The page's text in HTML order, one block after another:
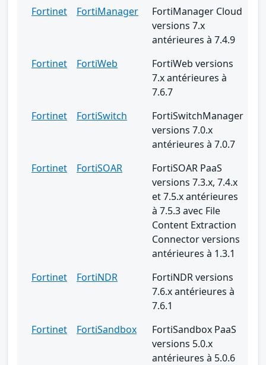
Fortinet
FortiManager
FortiManager Cloud
versions 7.x
antérieures à 7.4.9
Fortinet
FortiWeb
FortiWeb versions
7.x antérieures à
7.6.7
Fortinet
FortiSwitch
FortiSwitchManager
versions 7.0.x
antérieures à 7.0.7
Fortinet
FortiSOAR
FortiSOAR PaaS
versions 7.3.x, 7.4.x
et 7.5.x antérieures
à 7.5.3 avec File
Content Extraction
Connector versions
antérieures à 1.3.1
Fortinet
FortiNDR
FortiNDR versions
7.6.x antérieures à
7.6.1
Fortinet
FortiSandbox
FortiSandbox PaaS
versions 5.0.x
antérieures à 5.0.6